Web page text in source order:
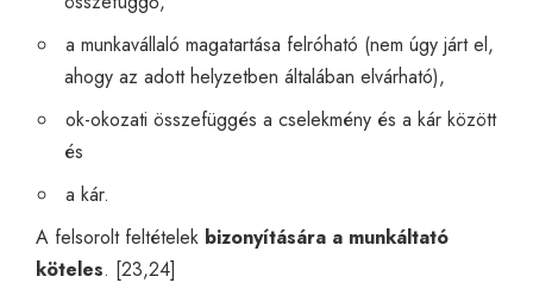
a munkavállaló magatartása felróható (nem úgy járt el,
ahogy az adott helyzetben általában elvárható),
ok-okozati összefüggés a cselekmény és a kár között
és
a kár.
A felsorolt feltételek bizonyítására a munkáltató
köteles. [23,24]